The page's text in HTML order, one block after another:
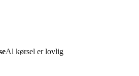
Al kørsel er lovlig